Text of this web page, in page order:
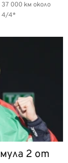
000 км около
4/4*
2 от